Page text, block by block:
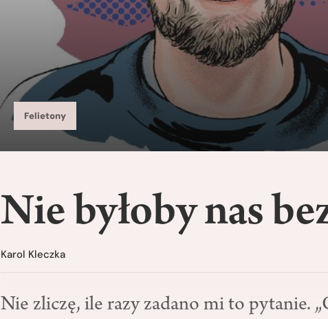
Felietony
Nie byłoby nas
Karol Kleczka
Nie zliczę, ile razy zadano mi to pytanie.